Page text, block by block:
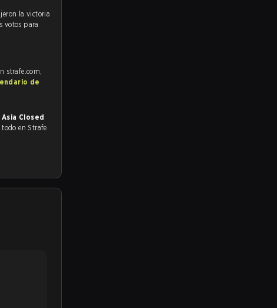
votos para
strafe.com,
de
Closed
todo en Strafe.